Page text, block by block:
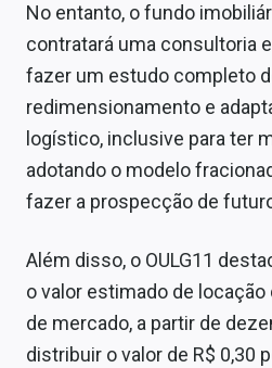
No entanto, o fundo
contratará uma consultoria
fazer um estudo completo
redimensionamento e
logístico, inclusive para ter
adotando o modelo
fazer a prospecção de
Além disso, o OULG11
o valor estimado de locação
de mercado, a partir de
distribuir o valor de R$ 0,30